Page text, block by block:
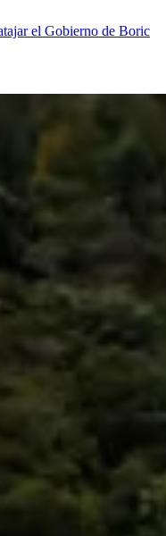
el Gobierno de Boric